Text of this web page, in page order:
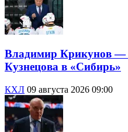
Владимир Крикунов —
Кузнецова в «Сибирь»
КХЛ 09 августа 2026 09:00